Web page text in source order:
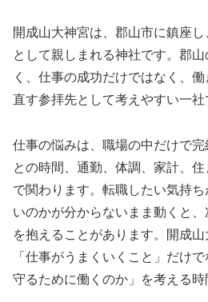
開成山大神宮は、郡山市に鎮座し
として親しまれる神社です。郡
く、仕事の成功だけではなく、
直す参拝先として考えやすい一社
仕事の悩みは、職場の中だけで
との時間、通勤、体調、家計、
で関わります。転職したい気持
いのかが分からないまま動くと
を抱えることがあります。開成山
「仕事がうまくいくこと」だけ
守るために働くのか」を考える時